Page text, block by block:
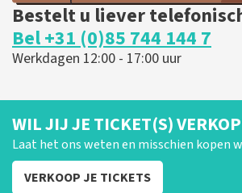
Bestelt u liever
Bel +31 (0)85 744 144 7
Werkdagen 12:00 - 17:00 uur
WIL JIJ JE TICKET(S)
Laat het ons weten en misschien kopen
VERKOOP JE TICKETS